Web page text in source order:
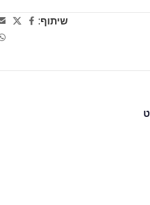
שיתוף: